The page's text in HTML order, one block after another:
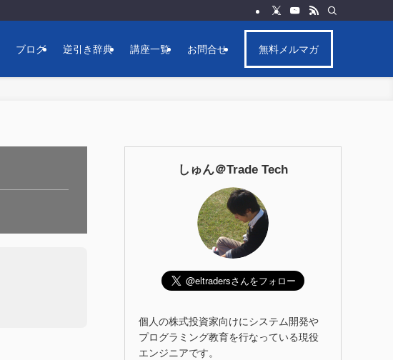
ブログ 逆引き辞典 講座一覧 お問合せ 無料メルマガ
しゅん＠Trade Tech
個人の株式投資家向けにシステム開発や
プログラミング教育を行なっている現役
エンジニアです。